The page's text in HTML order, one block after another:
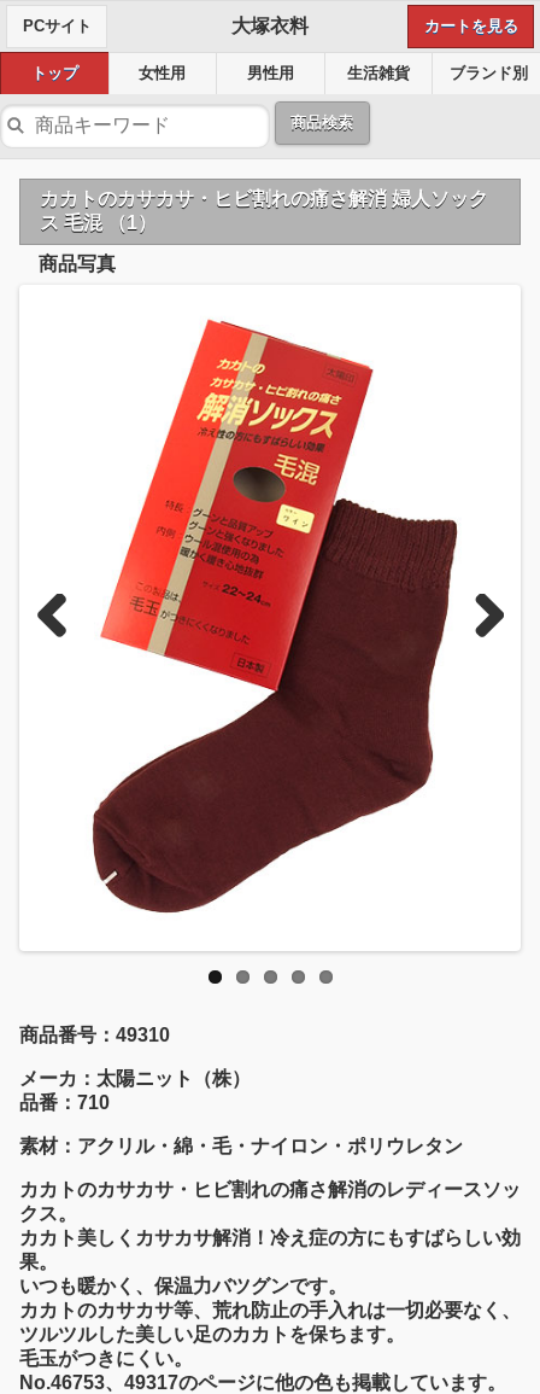
PCサイト 大塚衣料 カートを見る
トップ 女性用 男性用 生活雑貨 ブランド別
商品検索
カカトのカサカサ・ヒビ割れの痛さ解消 婦人ソック
ス 毛混 （1）
商品写真
商品番号：49310
メーカ：太陽ニット（株）
品番：710
素材：アクリル・綿・毛・ナイロン・ポリウレタン
カカトのカサカサ・ヒビ割れの痛さ解消のレディースソッ
クス。
カカト美しくカサカサ解消！冷え症の方にもすばらしい効
果。
いつも暖かく、保温力バツグンです。
カカトのカサカサ等、荒れ防止の手入れは一切必要なく、
ツルツルした美しい足のカカトを保ちます。
毛玉がつきにくい。
No.46753、49317のページに他の色も掲載しています。